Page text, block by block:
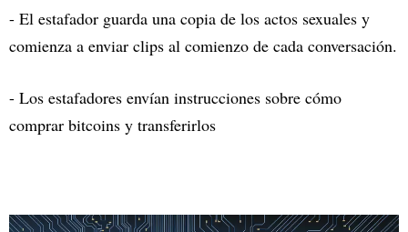
- El estafador guarda una copia de los actos sexuales y
comienza a enviar clips al comienzo de cada conversación.
- Los estafadores envían instrucciones sobre cómo
comprar bitcoins y transferirlos